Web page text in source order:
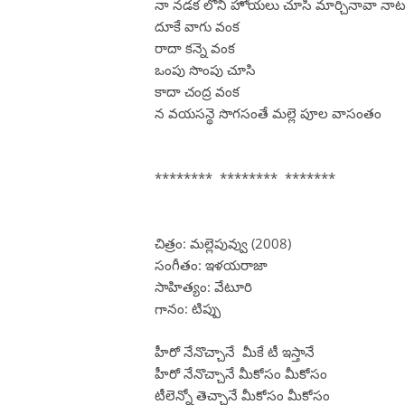
నా నడక లోని హోయలు చూసి మార్చినావా
దూకే వాగు వంక
రాదా కన్నె వంక
ఒంపు సొంపు చూసి
కాదా చంద్ర వంక
న వయసన్థె సొగసంతే మల్లె పూల వాసంతం
******** ******** *******
చిత్రం: మల్లెపువ్వు (2008)
సంగీతం: ఇళయరాజా
సాహిత్యం: వేటూరి
గానం: టిప్పు
హీరో నేనొచ్చానే మీకే టీ ఇస్తానే
హీరో నేనొచ్చానే మీకోసం మీకోసం
టీలెన్నో తెచ్చానే మీకోసం మీకోసం